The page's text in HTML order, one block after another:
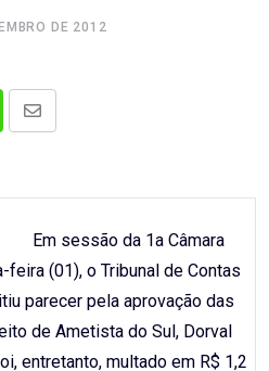
DE 2012
Share
Em sessão da 1a Câmara
feira (01), o Tribunal de Contas
parecer pela aprovação das
de Ametista do Sul, Dorval
entretanto, multado em R$ 1,2